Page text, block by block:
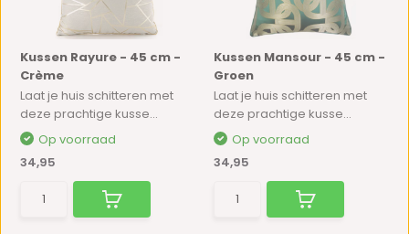
Kussen Rayure - 45 cm -
Crème
Laat je huis schitteren met
deze prachtige kusse...
Op voorraad
34,95
Kussen Mansour - 45 cm -
Groen
Laat je huis schitteren met
deze prachtige kusse...
Op voorraad
34,95